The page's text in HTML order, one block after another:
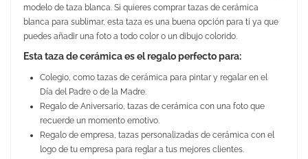
modelo de taza blanca. Si quieres comprar tazas de cerámica
blanca para sublimar, esta taza es una buena opción para ti ya que
puedes añadir una foto a todo color o un dibujo colorido.
Esta taza de cerámica es el regalo perfecto para:
Colegio, como tazas de cerámica para pintar y regalar en el
Día del Padre o de la Madre.
Regalo de Aniversario, tazas de cerámica con una foto que
recuerde un momento emotivo.
Regalo de empresa, tazas personalizadas de cerámica con el
logo de tu empresa para reglar a tus mejores clientes.